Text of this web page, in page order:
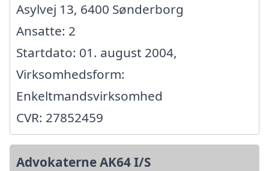
Asylvej 13, 6400 Sønderborg
Ansatte: 2
Startdato: 01. august 2004,
Virksomhedsform:
Enkeltmandsvirksomhed
CVR: 27852459
Advokaterne AK64 I/S